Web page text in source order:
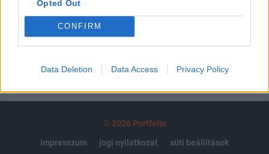
Opted Out
CONFIRM
Data Deletion Data Access Privacy Policy
MÁR ELŐFIZETŐNK VAGY?
© 2026 Portfolio
impresszum
jogi nyilatkozat
süti beállítások